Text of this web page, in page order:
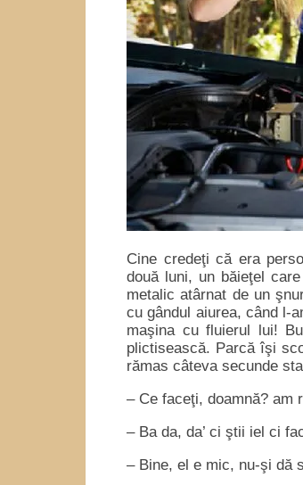
Cine credeţi că era
două luni, un băieţel
metalic atârnat de un
cu gândul aiurea, când l-
maşina cu fluierul lui!
plictisească. Parcă îşi
rămas câteva secunde
– Ce faceţi, doamnă? am
– Ba da, da’ ci ştii iel ci
– Bine, el e mic, nu-şi dă